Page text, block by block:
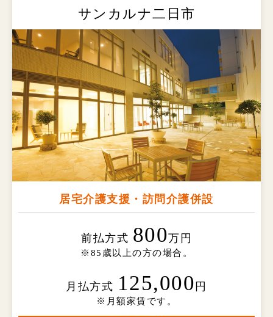
サンカルナ二日市
居宅介護支援・訪問介護併設
前払方式 800万円
※85歳以上の方の場合。
月払方式 125,000 円
※月額家賃です。